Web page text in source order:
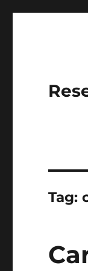
Tag: